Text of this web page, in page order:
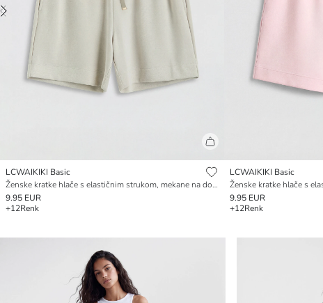
LCWAIKIKI Basic
Ženske kratke hlače s elastičnim strukom, mekane na dodir
9.95 EUR
+12Renk
LCWAIKIKI Basic
9.95 EUR
+12Renk